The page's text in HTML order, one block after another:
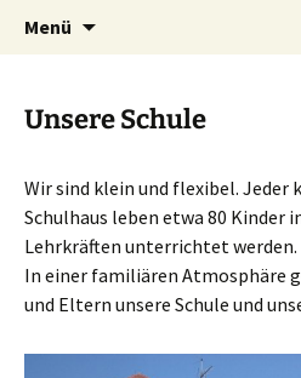
Grundschule
Menü
Unsere Schule
Wir sind klein und flexibel. Jeder
Schulhaus leben etwa 80 Kinder
Lehrkräften unterrichtet werden.
In einer familiären Atmosphäre
und Eltern unsere Schule und